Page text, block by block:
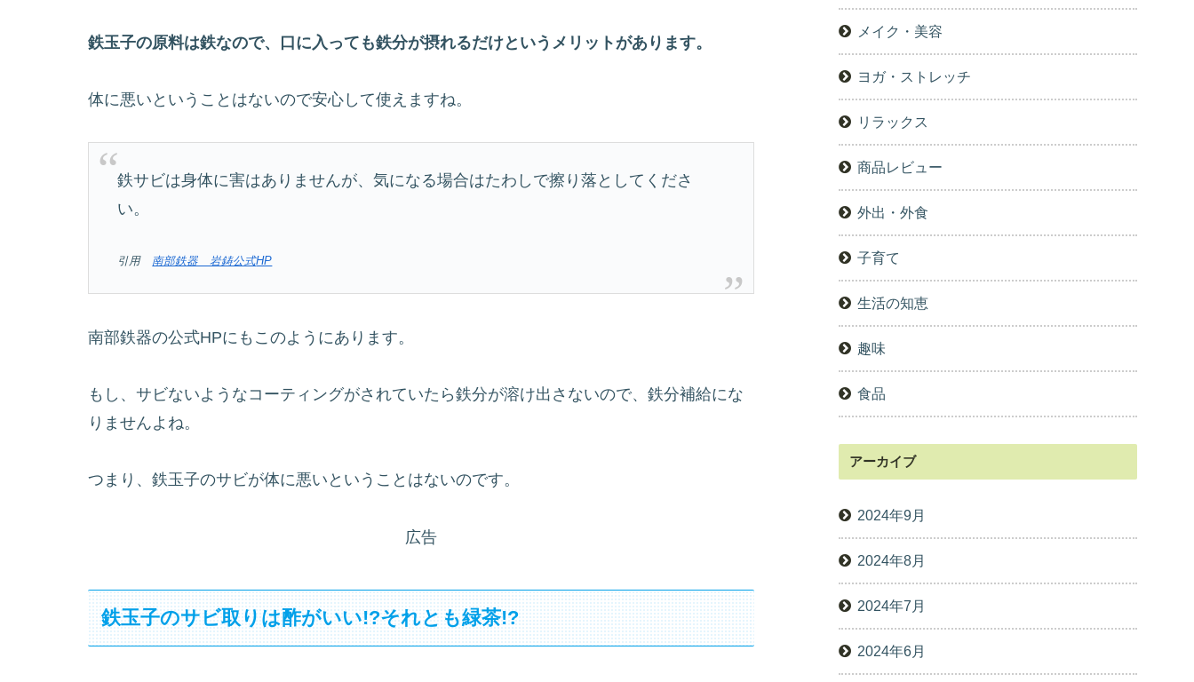
鉄玉子の原料は鉄なので、口に入っても鉄分が摂れるだけというメリットがあります。
体に悪いということはないので安心して使えますね。
鉄サビは身体に害はありませんが、気になる場合はたわしで擦り落としてくださ
い。
引用 南部鉄器 岩鋳公式HP
南部鉄器の公式HPにもこのようにあります。
もし、サビないようなコーティングがされていたら鉄分が溶け出さないので、鉄分補給にな
りませんよね。
つまり、鉄玉子のサビが体に悪いということはないのです。
広告
鉄玉子のサビ取りは酢がいい!?それとも緑茶!?
メイク・美容
ヨガ・ストレッチ
リラックス
商品レビュー
外出・外食
子育て
生活の知恵
趣味
食品
アーカイブ
2024年9月
2024年8月
2024年7月
2024年6月